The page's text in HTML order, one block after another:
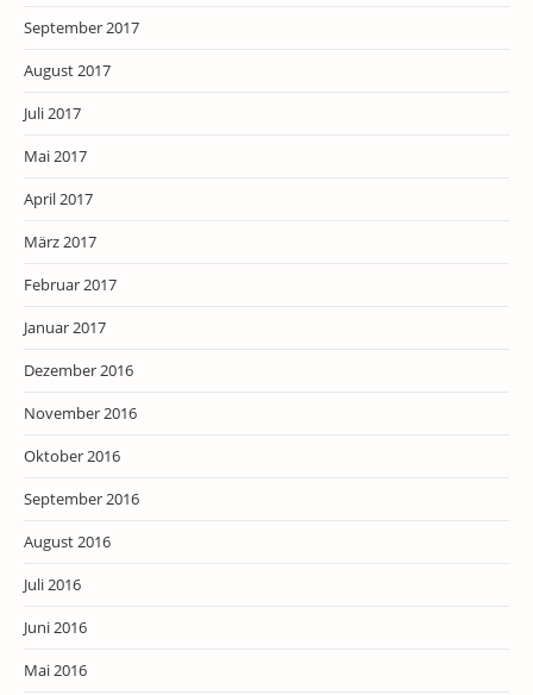
September 2017
August 2017
Juli 2017
Mai 2017
April 2017
März 2017
Februar 2017
Januar 2017
Dezember 2016
November 2016
Oktober 2016
September 2016
August 2016
Juli 2016
Juni 2016
Mai 2016